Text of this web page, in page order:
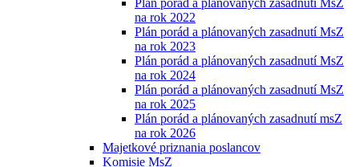
Plán porád a plánovaných zasadnutí MsZ
na rok 2022
Plán porád a plánovaných zasadnutí MsZ
na rok 2023
Plán porád a plánovaných zasadnutí MsZ
na rok 2024
Plán porád a plánovaných zasadnutí MsZ
na rok 2025
Plán porád a plánovaných zasadnutí msZ
na rok 2026
Majetkové priznania poslancov
Komisie MsZ